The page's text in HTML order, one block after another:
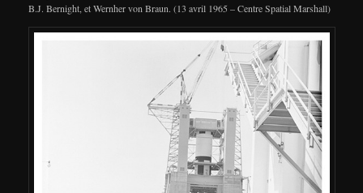
B.J. Bernight, et Wernher von Braun. (13 avril 1965 – Centre Spatial Marshall)